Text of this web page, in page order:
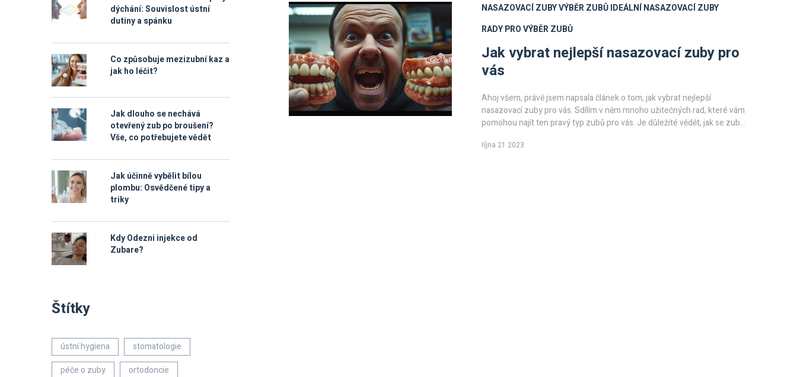
NASAZOVACÍ ZUBYVÝBĚR ZUBŮIDEÁLNÍ NASAZOVACÍ ZUBY
RADY PRO VÝBĚR ZUBŮ
Jak vybrat nejlepší nasazovací zuby pro
vás
Ahoj všem, právě jsem napsala článek o tom, jak vybrat nejlepší
nasazovací zuby pro vás. Sdílím v něm mnoho užitečných rad, které vám
pomohou najít ten pravý typ zubů pro vás. Je důležité vědět, jak se zuby
průvodce vám přinese jasno do celého procesu výběru. Těším se na
října 21 2023
dýchání: Souvislost ústní
dutiny a spánku
Co způsobuje mezizubní kaz a
jak ho léčit?
Jak dlouho se nechává
otevřený zub po broušení?
Vše, co potřebujete vědět
Jak účinně vybělit bílou
plombu: Osvědčené tipy a
triky
Kdy Odezni injekce od
Zubare?
Štítky
ústní hygiena
stomatologie
péče o zuby
ortodoncie